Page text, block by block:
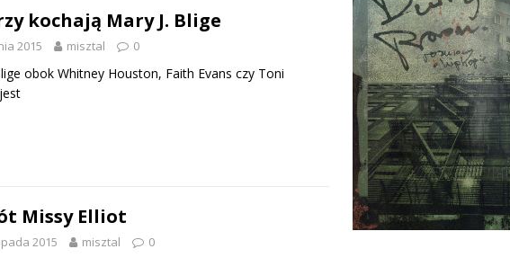
kochają Mary J. Blige
2015 misztal 0
obok Whitney Houston, Faith Evans czy Toni
Missy Elliot
2015 misztal 0